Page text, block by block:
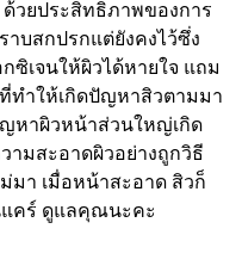
วยประสิทธิภาพของการ
บสกปรกแต่ยังคงไว้ซึ่ง
เจนให้ผิวได้หายใจ แถม
ทำให้เกิดปัญหาสิวตามมา
หาผิวหน้าส่วนใหญ่เกิด
ามสะอาดผิวอย่างถูกวิธี
มา เมื่อหน้าสะอาด สิวก็
แคร์ ดูแลคุณนะคะ